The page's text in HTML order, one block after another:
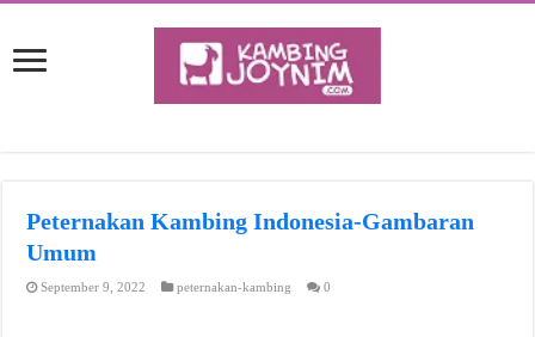
Peternakan Kambing Indonesia-Gambaran
Umum
September 9, 2022 peternakan-kambing 0